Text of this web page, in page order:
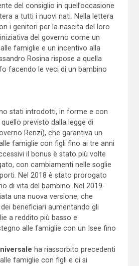
del consiglio in quell’occasione
a tutti i nuovi nati. Nella lettera
i genitori per la nascita del loro
del governo come un
famiglie e un incentivo alla
Rosina rispose a quella
facendo le veci di un bambino
stati introdotti, in forme e con
previsto dalla legge di
Renzi), che garantiva un
famiglie con figli fino ai tre anni
il bonus è stato più volte
con cambiamenti nelle soglie
Nel 2018 è stato prorogato
di vita del bambino. Nel 2019-
una nuova versione, che
beneficiari aumentando gli
a reddito più basso e
alle famiglie con un Isee fino
ha riassorbito precedenti
famiglie con figli e ci si